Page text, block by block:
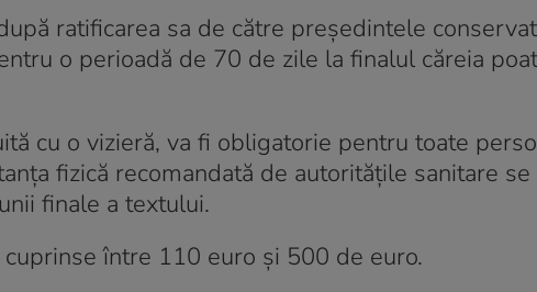
ratificarea sa de către preşedintele
o perioadă de 70 de zile la finalul căreia
cu o vizieră, va fi obligatorie pentru toate
fizică recomandată de autorităţile sanitare se
finale a textului.
între 110 euro și 500 de euro.